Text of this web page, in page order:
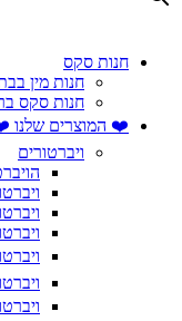
חנות סקס
חנות מין
חנות סקס
❤️ המוצרים שלנו
ויברטורים